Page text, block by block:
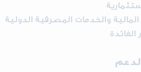
والخدمات المصرفية الدولية